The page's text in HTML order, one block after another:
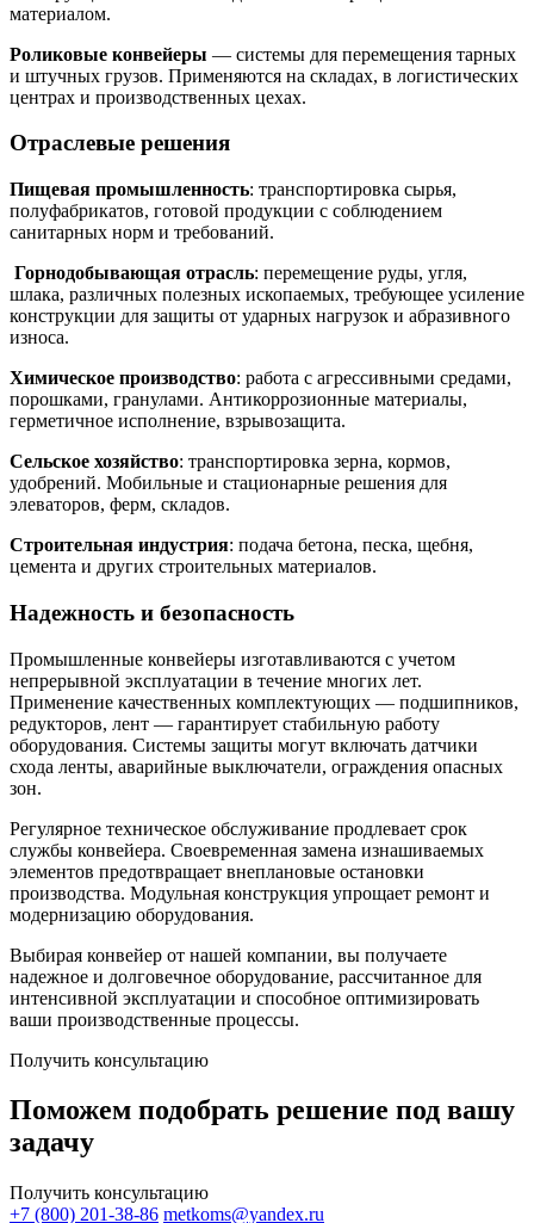
материалом.
Роликовые конвейеры — системы для перемещения тарных
и штучных грузов. Применяются на складах, в логистических
центрах и производственных цехах.
Отраслевые решения
Пищевая промышленность: транспортировка сырья,
полуфабрикатов, готовой продукции с соблюдением
санитарных норм и требований.
Горнодобывающая отрасль: перемещение руды, угля,
шлака, различных полезных ископаемых, требующее усиление
конструкции для защиты от ударных нагрузок и абразивного
износа.
Химическое производство: работа с агрессивными средами,
порошками, гранулами. Антикоррозионные материалы,
герметичное исполнение, взрывозащита.
Сельское хозяйство: транспортировка зерна, кормов,
удобрений. Мобильные и стационарные решения для
элеваторов, ферм, складов.
Строительная индустрия: подача бетона, песка, щебня,
цемента и других строительных материалов.
Надежность и безопасность
Промышленные конвейеры изготавливаются с учетом
непрерывной эксплуатации в течение многих лет.
Применение качественных комплектующих — подшипников,
редукторов, лент — гарантирует стабильную работу
оборудования. Системы защиты могут включать датчики
схода ленты, аварийные выключатели, ограждения опасных
зон.
Регулярное техническое обслуживание продлевает срок
службы конвейера. Своевременная замена изнашиваемых
элементов предотвращает внеплановые остановки
производства. Модульная конструкция упрощает ремонт и
модернизацию оборудования.
Выбирая конвейер от нашей компании, вы получаете
надежное и долговечное оборудование, рассчитанное для
интенсивной эксплуатации и способное оптимизировать
ваши производственные процессы.
Получить консультацию
Поможем подобрать решение под вашу
задачу
Получить консультацию
+7 (800) 201-38-86 metkoms@yandex.ru